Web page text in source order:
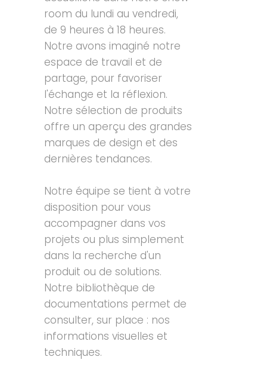
room du lundi au vendredi,
de 9 heures à 18 heures.
Notre avons imaginé notre
espace de travail et de
partage, pour favoriser
l'échange et la réflexion.
Notre sélection de produits
offre un aperçu des grandes
marques de design et des
dernières tendances.
Notre équipe se tient à votre
disposition pour vous
accompagner dans vos
projets ou plus simplement
dans la recherche d'un
produit ou de solutions.
Notre bibliothèque de
documentations permet de
consulter, sur place : nos
informations visuelles et
techniques.